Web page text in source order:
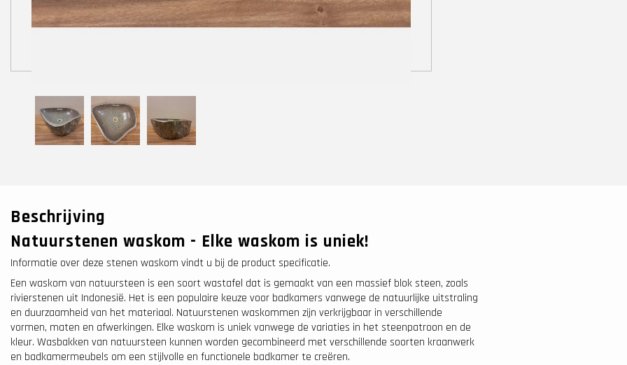
Beschrijving
Natuurstenen waskom - Elke waskom is uniek!
Informatie over deze stenen waskom vindt u bij de product specificatie.
Een waskom van natuursteen is een soort wastafel dat is gemaakt van een massief blok steen, zoals
rivierstenen uit Indonesië. Het is een populaire keuze voor badkamers vanwege de natuurlijke uitstraling
en duurzaamheid van het materiaal. Natuurstenen waskommen zijn verkrijgbaar in verschillende
vormen, maten en afwerkingen. Elke waskom is uniek vanwege de variaties in het steenpatroon en de
kleur. Wasbakken van natuursteen kunnen worden gecombineerd met verschillende soorten kraanwerk
en badkamermeubels om een stijlvolle en functionele badkamer te creëren.